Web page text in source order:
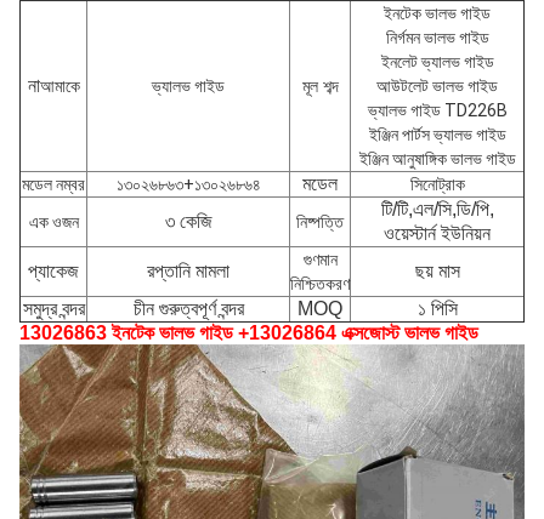
নাআমাকে ভ্যালভ গাইড মূল শব্দ
ইনটেক ভালভ গাইড
নির্গমন ভালভ গাইড
ইনলেট ভ্যালভ গাইড
আউটলেট ভালভ গাইড
ভ্যালভ গাইড TD226B
ইঞ্জিন পার্টস ভ্যালভ গাইড
ইঞ্জিন আনুষাঙ্গিক ভালভ গাইড
মডেল নম্বর
১৩০২৬৮৬৩+১৩০২৬৮৬৪ মডেল
সিনোট্রাক
এক ওজন
৩ কেজি নিষ্পত্তি
টি/টি,এল/সি,ডি/পি,
ওয়েস্টার্ন ইউনিয়ন
প্যাকেজ
রপ্তানি মামলা
গুণমান
নিশ্চিতকরণ
ছয় মাস
সমুদ্র বন্দর
চীন গুরুত্বপূর্ণ বন্দর MOQ
১ পিসি
13026863 ইনটেক ভালভ গাইড +13026864 এক্সজোস্ট ভালভ গাইড